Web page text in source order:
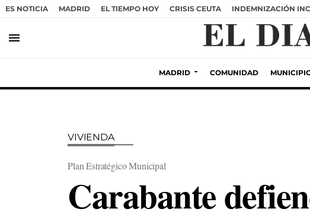
ES NOTICIA MADRID EL TIEMPO HOY CRISIS CEUTA INDEMNIZACIÓN
menu
MADRID COMUNIDAD
VIVIENDA
Plan Estratégico Municipal
Carabante